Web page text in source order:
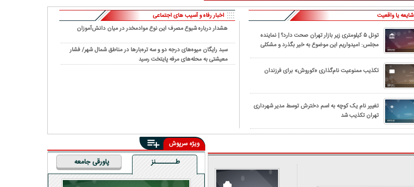
شایعه یا واقعیت
تونل ۵ کیلومتری زیر بازار تهران صحت دارد؟ | نماینده
مجلس: امیدواریم این موضوع به خیر بگذرد و مشکلی
تکذیب ممنوعیت نام‌گذاری «کوروش» برای فرزندان
تغییر نام یک کوچه به اسم دخترش توسط مدیر شهرداری
تهران تکذیب شد
اخبار رفاه و آسیب های اجتماعی
هشدار درباره شیوع مصرف این نوع موادمخدر در میان دانش‌آموزان
سبد رایگان میوه‌های درجه دو و سه تره‌بارها در مناطق شمال شهر/ فشار
معیشتی به محله‌های مرفه پایتخت رسید
ویژه سرپوش
طــــــــنز پاورقی جامعه